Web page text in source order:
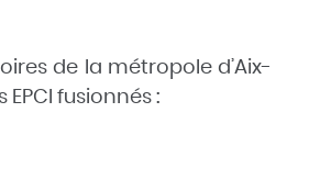
de la métropole d’Aix-
fusionnés :